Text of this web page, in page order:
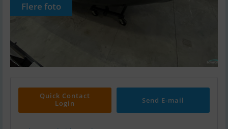
Flere foto
Quick Contact
Login
Send E-mail